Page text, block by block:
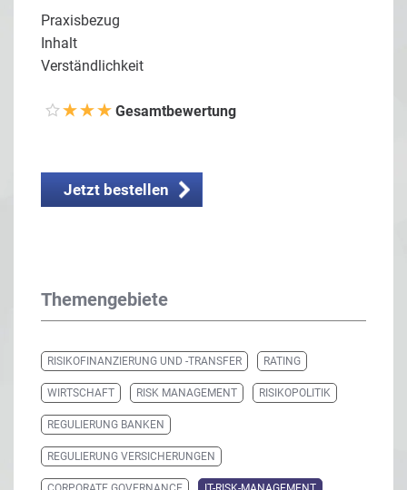
Praxisbezug
Inhalt
Verständlichkeit
Gesamtbewertung
Jetzt bestellen
Themengebiete
RISIKOFINANZIERUNG UND -TRANSFER RATING
WIRTSCHAFT RISK MANAGEMENT RISIKOPOLITIK
REGULIERUNG BANKEN
REGULIERUNG VERSICHERUNGEN